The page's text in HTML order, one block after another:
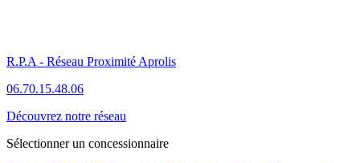
R.P.A - Réseau Proximité Aprolis
06.70.15.48.06
Découvrez notre réseau
Sélectionner un concessionnaire